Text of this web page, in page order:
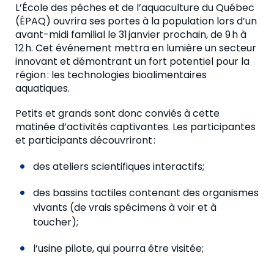
L’École des pêches et de l’aquaculture du Québec
(ÉPAQ) ouvrira ses portes à la population lors d’un
avant-midi familial le 31 janvier prochain, de 9 h à
12 h. Cet événement mettra en lumière un secteur
innovant et démontrant un fort potentiel pour la
région : les technologies bioalimentaires
aquatiques.
Petits et grands sont donc conviés à cette
matinée d’activités captivantes. Les participantes
et participants découvriront :
des ateliers scientifiques interactifs;
des bassins tactiles contenant des organismes
vivants (de vrais spécimens à voir et à
toucher);
l’usine pilote, qui pourra être visitée;